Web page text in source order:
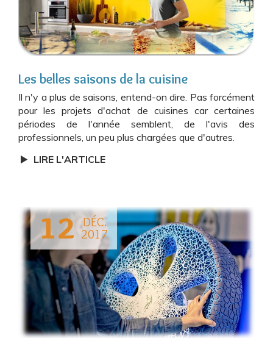
Les belles saisons de la cuisine
Il n'y a plus de saisons, entend-on dire. Pas forcément
pour les projets d'achat de cuisines car certaines
périodes de l'année semblent, de l'avis des
professionnels, un peu plus chargées que d'autres.
LIRE L'ARTICLE
12
DÉC.
2017